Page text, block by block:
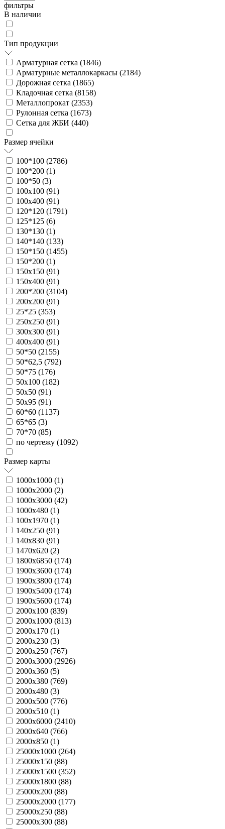
фильтры
В наличии
Тип продукции
Арматурная сетка (1846)
Арматурные металлокаркасы (2184)
Дорожная сетка (1865)
Кладочная сетка (8158)
Металлопрокат (2353)
Рулонная сетка (1673)
Сетка для ЖБИ (440)
Размер ячейки
100*100 (2786)
100*200 (1)
100*50 (3)
100х100 (91)
100х400 (91)
120*120 (1791)
125*125 (6)
130*130 (1)
140*140 (133)
150*150 (1455)
150*200 (1)
150х150 (91)
150х400 (91)
200*200 (3104)
200х200 (91)
25*25 (353)
250х250 (91)
300х300 (91)
400х400 (91)
50*50 (2155)
50*62,5 (792)
50*75 (176)
50х100 (182)
50х50 (91)
50х95 (91)
60*60 (1137)
65*65 (3)
70*70 (85)
по чертежу (1092)
Размер карты
1000х1000 (1)
1000х2000 (2)
1000х3000 (42)
1000х480 (1)
100х1970 (1)
140х250 (91)
140х830 (91)
1470х620 (2)
1800х6850 (174)
1900х3600 (174)
1900х3800 (174)
1900х5400 (174)
1900х5600 (174)
2000х100 (839)
2000х1000 (813)
2000х170 (1)
2000х230 (3)
2000х250 (767)
2000х3000 (2926)
2000х360 (5)
2000х380 (769)
2000х480 (3)
2000х500 (776)
2000х510 (1)
2000х6000 (2410)
2000х640 (766)
2000х850 (1)
25000х1000 (264)
25000х150 (88)
25000х1500 (352)
25000х1800 (88)
25000х200 (88)
25000х2000 (177)
25000х250 (88)
25000х300 (88)